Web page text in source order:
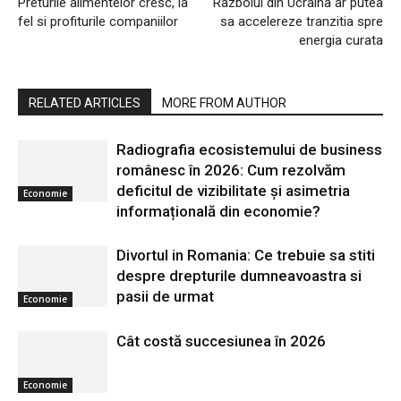
fel si profiturile companiilor
sa accelereze tranzitia spre
energia curata
RELATED ARTICLES MORE FROM AUTHOR
Economie
Radiografia ecosistemului de business
românesc în 2026: Cum rezolvăm
deficitul de vizibilitate și asimetria
informațională din economie?
Economie
Divortul in Romania: Ce trebuie sa stiti
despre drepturile dumneavoastra si
pasii de urmat
Economie
Cât costă succesiunea în 2026